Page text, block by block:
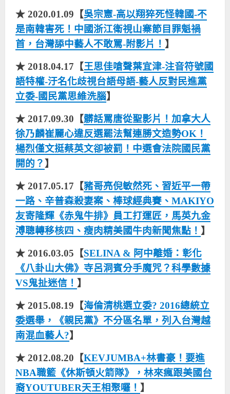
★ 2020.01.09【吳宗憲-高以翔猝死怪韓國-不
是南韓害死！中國浙江衛視山寨節目罪魁禍
首，台灣舔中藝人不敢罵-附影片！ 】
★ 2018.04.17【王思佳嗆聲葉宜津-注音符號國
語特權-汙名化歧視台語母語-藝人反對民進黨
立委-國民黨思維洗腦】
★ 2017.09.30【髒話罵唐從聖影片！加拿大人
徐乃麟崔麗心違反選罷法幫連勝文造勢OK！
楊烈僅文挺蔡英文卻被罰！中選會法院國民黨
開的？ 】
★ 2017.05.17【豬哥亮倪敏然死、習近平一帶
一路、辛普森殺妻案、棒球經典賽、MAKIYO
友寄隆輝《赤鬼牛排》員工打運匠，馬英九金
溥聰轉移核四、瘦肉精美國牛肉新聞焦點！ 】
★ 2016.03.05【SELINA & 阿中離婚：彰化
《八卦山大佛》寺呂洞賓分手魔咒？科學數據
VS鬼扯迷信！ 】
★ 2015.08.19【海倫清桃選立委? 2016總統立
委選舉，《親民黨》不分區名單，列入台灣越
南混血藝人?】
★ 2012.08.20【KEVJUMBA+林書豪！要進
NBA職籃《休斯頓火箭隊》，林來瘋跟美國台
裔YOUTUBER天王相聚囉！ 】